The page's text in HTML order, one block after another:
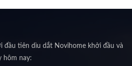
đầu tiên dìu dắt Novihome khởi đầu và
hôm nay: